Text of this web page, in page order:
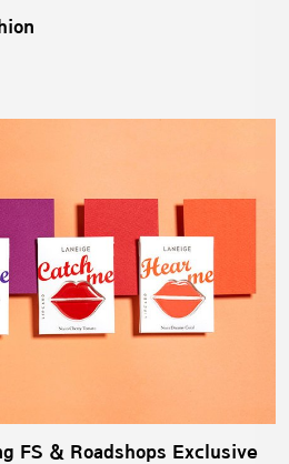
FS & Roadshops Exclusive